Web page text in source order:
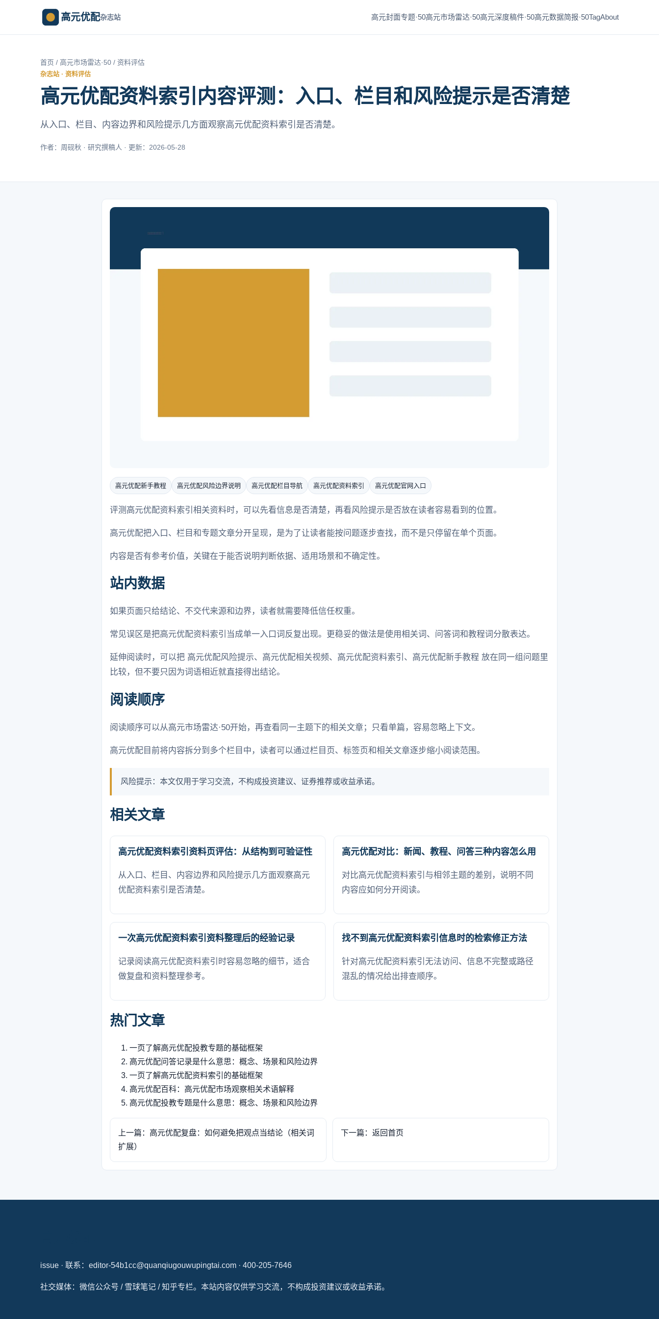
高元优配杂志站 高元封面专题·50高元市场雷达·50高元深度稿件·50高元数据简报·50TagAbout
首页 / 高元市场雷达·50 / 资料评估
杂志站 · 资料评估
高元优配资料索引内容评测：入口、栏目和风险提示是否清楚
从入口、栏目、内容边界和风险提示几方面观察高元优配资料索引是否清楚。
作者：周砚秋 · 研究撰稿人 · 更新：2026-05-28
高元优配新手教程 高元优配风险边界说明 高元优配栏目导航 高元优配资料索引 高元优配官网入口
评测高元优配资料索引相关资料时，可以先看信息是否清楚，再看风险提示是否放在读者容易看到的位置。
高元优配把入口、栏目和专题文章分开呈现，是为了让读者能按问题逐步查找，而不是只停留在单个页面。
内容是否有参考价值，关键在于能否说明判断依据、适用场景和不确定性。
站内数据
如果页面只给结论、不交代来源和边界，读者就需要降低信任权重。
常见误区是把高元优配资料索引当成单一入口词反复出现。更稳妥的做法是使用相关词、问答词和教程词分散表达。
延伸阅读时，可以把 高元优配风险提示、高元优配相关视频、高元优配资料索引、高元优配新手教程 放在同一组问题里
比较，但不要只因为词语相近就直接得出结论。
阅读顺序
阅读顺序可以从高元市场雷达·50开始，再查看同一主题下的相关文章；只看单篇，容易忽略上下文。
高元优配目前将内容拆分到多个栏目中，读者可以通过栏目页、标签页和相关文章逐步缩小阅读范围。
风险提示：本文仅用于学习交流，不构成投资建议、证券推荐或收益承诺。
相关文章
高元优配资料索引资料页评估：从结构到可验证性
从入口、栏目、内容边界和风险提示几方面观察高元
优配资料索引是否清楚。
高元优配对比：新闻、教程、问答三种内容怎么用
对比高元优配资料索引与相邻主题的差别，说明不同
内容应如何分开阅读。
一次高元优配资料索引资料整理后的经验记录
记录阅读高元优配资料索引时容易忽略的细节，适合
做复盘和资料整理参考。
找不到高元优配资料索引信息时的检索修正方法
针对高元优配资料索引无法访问、信息不完整或路径
混乱的情况给出排查顺序。
热门文章
一页了解高元优配投教专题的基础框架
高元优配问答记录是什么意思：概念、场景和风险边界
一页了解高元优配资料索引的基础框架
高元优配百科：高元优配市场观察相关术语解释
高元优配投教专题是什么意思：概念、场景和风险边界
上一篇：高元优配复盘：如何避免把观点当结论（相关词
扩展）
下一篇：返回首页
issue · 联系：editor-54b1cc@quanqiugouwupingtai.com · 400-205-7646
社交媒体：微信公众号 / 雪球笔记 / 知乎专栏。本站内容仅供学习交流，不构成投资建议或收益承诺。